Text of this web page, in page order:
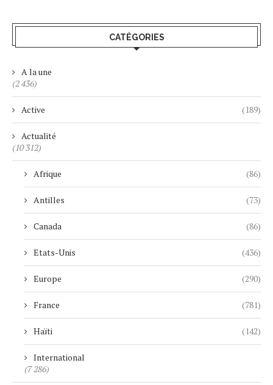
CATÉGORIES
A la une
(2 436)
Active (189)
Actualité
(10 312)
Afrique (86)
Antilles (73)
Canada (86)
Etats-Unis (436)
Europe (290)
France (781)
Haïti (142)
International
(7 286)